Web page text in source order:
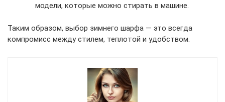
модели, которые можно стирать в машине.
Таким образом, выбор зимнего шарфа — это всегда
компромисс между стилем, теплотой и удобством.